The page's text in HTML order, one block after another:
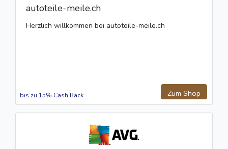
autoteile-meile.ch
Herzlich willkommen bei autoteile-meile.ch
Zum Shop
bis zu 15% Cash Back